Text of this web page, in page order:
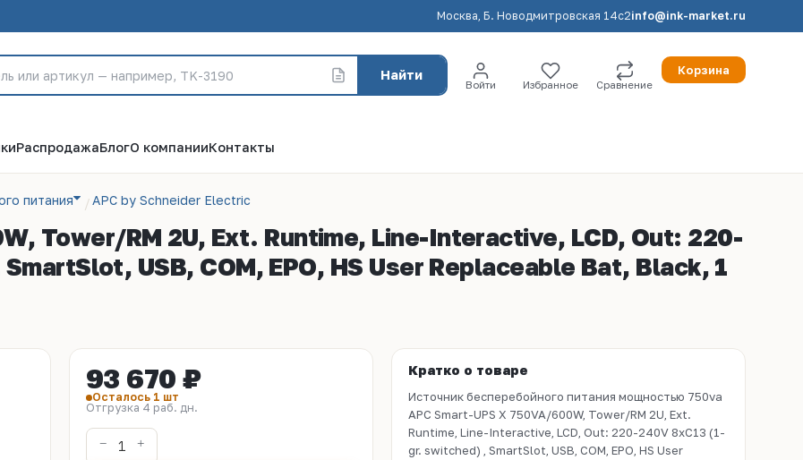
Москва, Б. Новодмитровская 14с2info@ink-market.ru
Найти
Войти Избранное Сравнение
Корзина
РаспродажаБлогО компанииКонтакты
питания APC by Schneider Electric
Tower/RM 2U, Ext. Runtime, Line-Interactive, LCD, Out: 220-
USB, COM, EPO, HS User Replaceable Bat, Black, 1
93 670 ₽
Осталось 1 шт
Отгрузка 4 раб. дн.
Кратко о товаре
Источник бесперебойного питания мощностью 750vа
APC Smart-UPS X 750VA/600W, Tower/RM 2U, Ext.
Runtime, Line-Interactive, LCD, Out: 220-240V 8xC13 (1-
gr. switched) , SmartSlot, USB, COM, EPO, HS User